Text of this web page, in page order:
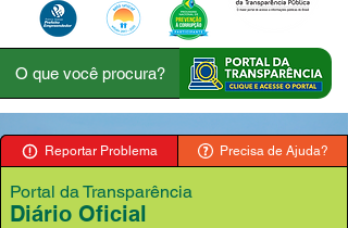
Reportar Problema Precisa de Ajuda?
Portal da Transparência
Diário Oficial